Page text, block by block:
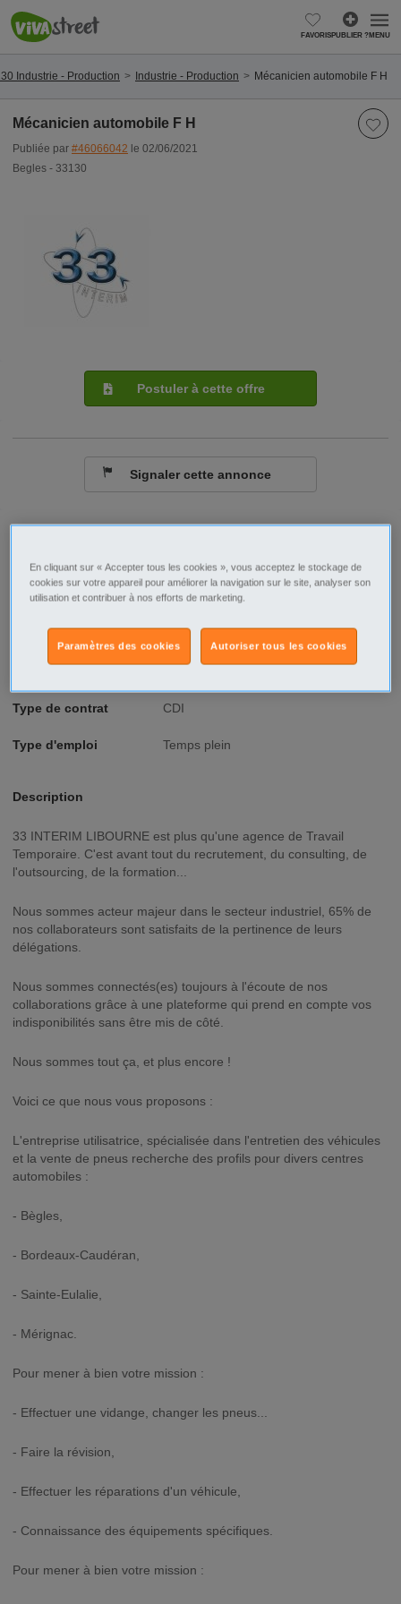
FAVORISPUBLIER ?MENU
Industrie - Production Industrie - Production Mécanicien automobile F H
Mécanicien automobile F H
Publiée par #46066042 le 02/06/2021
Begles - 33130
Begles - 33130
Raison sociale 33 Intérim Libourne
No SIREN 530855220
Type de contrat CDI
Type d'emploi Temps plein
Description
33 INTERIM LIBOURNE est plus qu'une agence de Travail
Temporaire. C'est avant tout du recrutement, du consulting, de
l'outsourcing, de la formation...
Nous sommes acteur majeur dans le secteur industriel, 65% de
nos collaborateurs sont satisfaits de la pertinence de leurs
délégations.
Nous sommes connectés(es) toujours à l'écoute de nos
collaborations grâce à une plateforme qui prend en compte vos
indisponibilités sans être mis de côté.
Nous sommes tout ça, et plus encore !
Voici ce que nous vous proposons :
L'entreprise utilisatrice, spécialisée dans l'entretien des véhicules
et la vente de pneus recherche des profils pour divers centres
automobiles :
- Bègles,
- Bordeaux-Caudéran,
- Sainte-Eulalie,
- Mérignac.
Pour mener à bien votre mission :
- Effectuer une vidange, changer les pneus...
- Faire la révision,
- Effectuer les réparations d'un véhicule,
- Connaissance des équipements spécifiques.
Pour mener à bien votre mission :
Postuler à cette offre
Signaler cette annonce
En cliquant sur « Accepter tous les cookies », vous acceptez le stockage de
cookies sur votre appareil pour améliorer la navigation sur le site, analyser son
utilisation et contribuer à nos efforts de marketing.
Autoriser tous les cookies
Paramètres des cookies